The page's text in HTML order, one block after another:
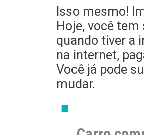
Isso mesmo!
Hoje, você
quando tiver a
na internet,
Você já pode
mudar.